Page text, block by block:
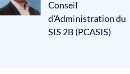
Conseil
d'Administration du
SIS 2B (PCASIS)